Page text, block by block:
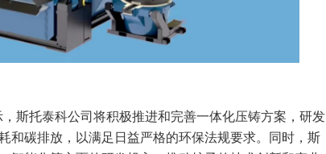
，斯托泰科公司将积极推进和完善一体化压铸方案，研发
和碳排放，以满足日益严格的环保法规要求。同时，斯